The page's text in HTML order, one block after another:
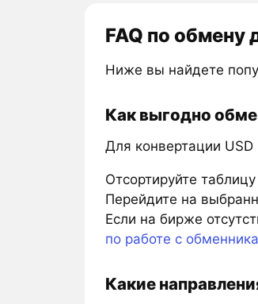
FAQ по обмену
Ниже вы найдете
Как выгодно
Для конвертации
Отсортируйте
Перейдите на
Если на бирже
по работе с
Какие